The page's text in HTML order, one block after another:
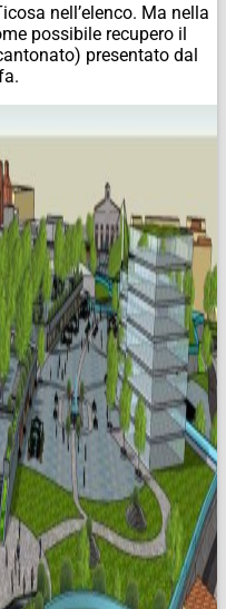
nell’elenco. Ma nella
possibile recupero il
presentato dal